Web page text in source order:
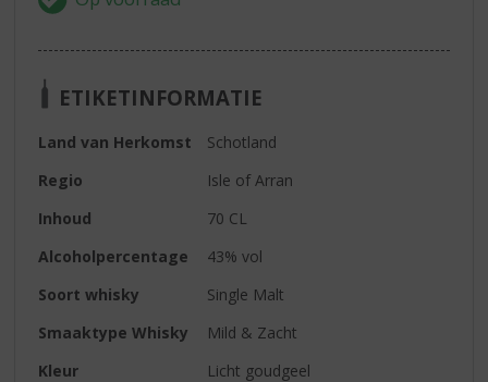
ETIKETINFORMATIE
Land van Herkomst
Schotland
Regio
Isle of Arran
Inhoud
70 CL
Alcoholpercentage
43% vol
Soort whisky
Single Malt
Smaaktype Whisky
Mild & Zacht
Kleur
Licht goudgeel